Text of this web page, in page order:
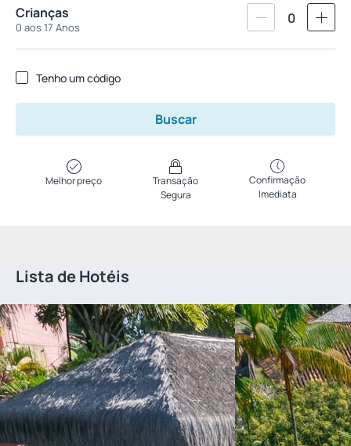
Crianças
0 aos 17 Anos
0
Tenho um código
Buscar
Melhor preço
Transação
Segura
Confirmação
Imediata
Lista de Hotéis